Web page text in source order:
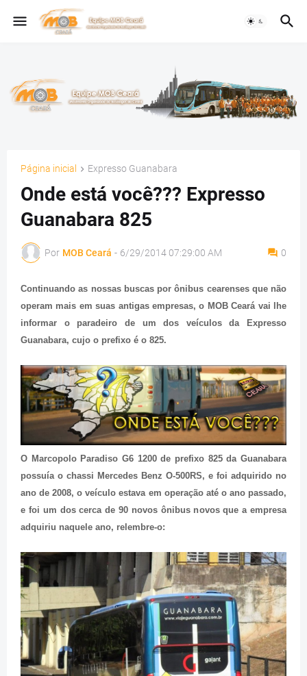
Página inicial Expresso Guanabara
Onde está você??? Expresso
Guanabara 825
Por MOB Ceará - 6/29/2014 07:29:00 AM 0
Continuando as nossas buscas por ônibus cearenses que não
operam mais em suas antigas empresas, o MOB Ceará vai lhe
informar o paradeiro de um dos veículos da Expresso
Guanabara, cujo o prefixo é o 825.
O Marcopolo Paradiso G6 1200 de prefixo 825 da Guanabara
possuía o chassi Mercedes Benz O-500RS, e foi adquirido no
ano de 2008, o veículo estava em operação até o ano passado,
e foi um dos cerca de 90 novos ônibus novos que a empresa
adquiriu naquele ano, relembre-o: